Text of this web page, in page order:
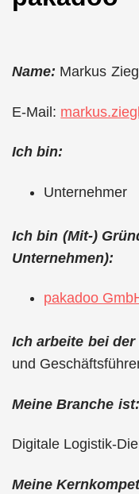
Name: Markus
E-Mail:
Ich bin:
Unternehmer
Ich bin (Mit-)
Unternehmen):
pakadoo
Ich arbeite bei der
und
Meine Branche ist:
Digitale Logistik-
Meine